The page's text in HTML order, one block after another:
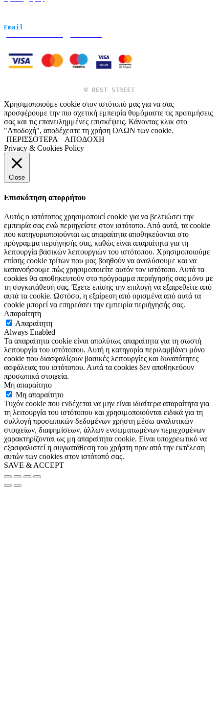
Email
© BEST STREET
Χρησιμοποιούμε cookie στον ιστότοπό μας για να σας
προσφέρουμε την πιο σχετική εμπειρία θυμόμαστε τις προτιμήσεις
σας και τις επανειλημμένες επισκέψεις. Κάνοντας κλικ στο
"Αποδοχή", αποδέχεστε τη χρήση ΟΛΩΝ των cookie.
ΠΕΡΙΣΣΟΤΕΡΑ
ΑΠΟΔΟΧΗ
Privacy & Cookies Policy
Close
Επισκόπηση απορρήτου
Αυτός ο ιστότοπος χρησιμοποιεί cookie για να βελτιώσει την
εμπειρία σας ενώ περιηγείστε στον ιστότοπο. Από αυτά, τα cookie
που κατηγοριοποιούνται ως απαραίτητα αποθηκεύονται στο
πρόγραμμα περιήγησής σας, καθώς είναι απαραίτητα για τη
λειτουργία βασικών λειτουργιών του ιστότοπου. Χρησιμοποιούμε
επίσης cookie τρίτων που μας βοηθούν να αναλύσουμε και να
κατανοήσουμε πώς χρησιμοποιείτε αυτόν τον ιστότοπο. Αυτά τα
cookies θα αποθηκευτούν στο πρόγραμμα περιήγησής σας μόνο με
τη συγκατάθεσή σας. Έχετε επίσης την επιλογή να εξαιρεθείτε από
αυτά τα cookie. Ωστόσο, η εξαίρεση από ορισμένα από αυτά τα
cookie μπορεί να επηρεάσει την εμπειρία περιήγησής σας.
Απαραίτητη
Απαραίτητη
Always Enabled
Τα απαραίτητα cookie είναι απολύτως απαραίτητα για τη σωστή
λειτουργία του ιστότοπου. Αυτή η κατηγορία περιλαμβάνει μόνο
cookie που διασφαλίζουν βασικές λειτουργίες και δυνατότητες
ασφάλειας του ιστότοπου. Αυτά τα cookies δεν αποθηκεύουν
προσωπικά στοιχεία.
Μη απαραίτητο
Μη απαραίτητο
Τυχόν cookie που ενδέχεται να μην είναι ιδιαίτερα απαραίτητα για
τη λειτουργία του ιστότοπου και χρησιμοποιούνται ειδικά για τη
συλλογή προσωπικών δεδομένων χρήστη μέσω αναλυτικών
στοιχείων, διαφημίσεων, άλλων ενσωματωμένων περιεχομένων
χαρακτηρίζονται ως μη απαραίτητα cookie. Είναι υποχρεωτικό να
εξασφαλιστεί η συγκατάθεση του χρήστη πριν από την εκτέλεση
αυτών των cookies στον ιστότοπό σας.
SAVE & ACCEPT